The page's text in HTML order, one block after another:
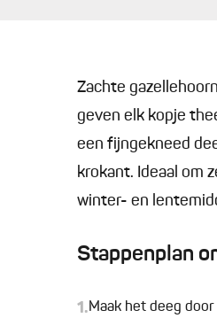
Zachte
geven elk kopje
een fijngekneed
krokant. Ideaal om
winter- en
Stappenplan
1.Maak het deeg